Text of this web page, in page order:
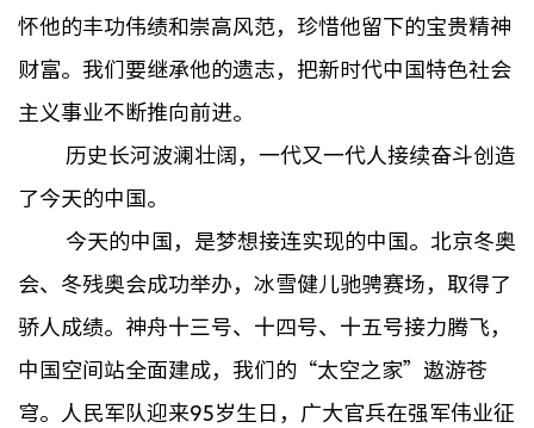
怀他的丰功伟绩和崇高风范，珍惜他留下的宝贵精神
财富。我们要继承他的遗志，把新时代中国特色社会
主义事业不断推向前进。
历史长河波澜壮阔，一代又一代人接续奋斗创造
了今天的中国。
今天的中国，是梦想接连实现的中国。北京冬奥
会、冬残奥会成功举办，冰雪健儿驰骋赛场，取得了
骄人成绩。神舟十三号、十四号、十五号接力腾飞，
中国空间站全面建成，我们的“太空之家”遨游苍
穹。人民军队迎来95岁生日，广大官兵在强军伟业征